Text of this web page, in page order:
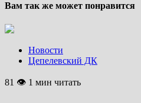
Вам так же может понравится
Новости
Цепелевский ДК
81 👁 1 мин читать